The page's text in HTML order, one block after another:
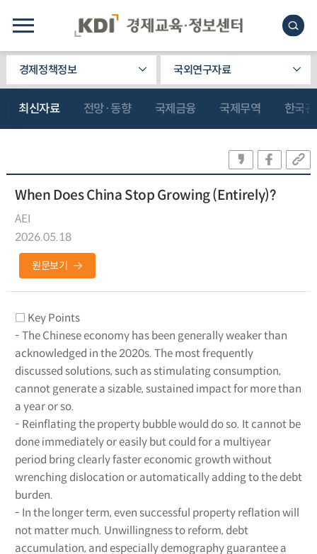
경제정책정보 국외연구자료
최신자료 전망·동향 국제금융 국제무역 한국
When Does China Stop Growing (Entirely)?
AEI
2026.05.18
원문보기
□ Key Points
- The Chinese economy has been generally weaker than
acknowledged in the 2020s. The most frequently
discussed solutions, such as stimulating consumption,
cannot generate a sizable, sustained impact for more than
a year or so.
- Reinflating the property bubble would do so. It cannot be
done immediately or easily but could for a multiyear
period bring clearly faster economic growth without
wrenching dislocation or automatically adding to the debt
burden.
- In the longer term, even successful property reflation will
not matter much. Unwillingness to reform, debt
accumulation, and especially demography guarantee a